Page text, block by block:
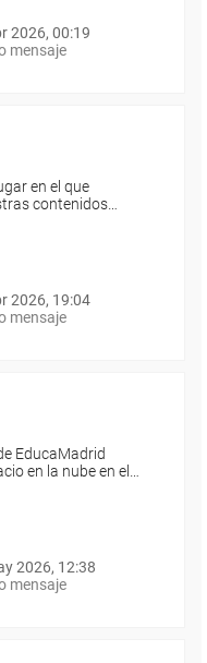
2026, 00:19
mensaje
en el que
contenidos…
2026, 19:04
mensaje
EducaMadrid
en la nube en el…
2026, 12:38
mensaje